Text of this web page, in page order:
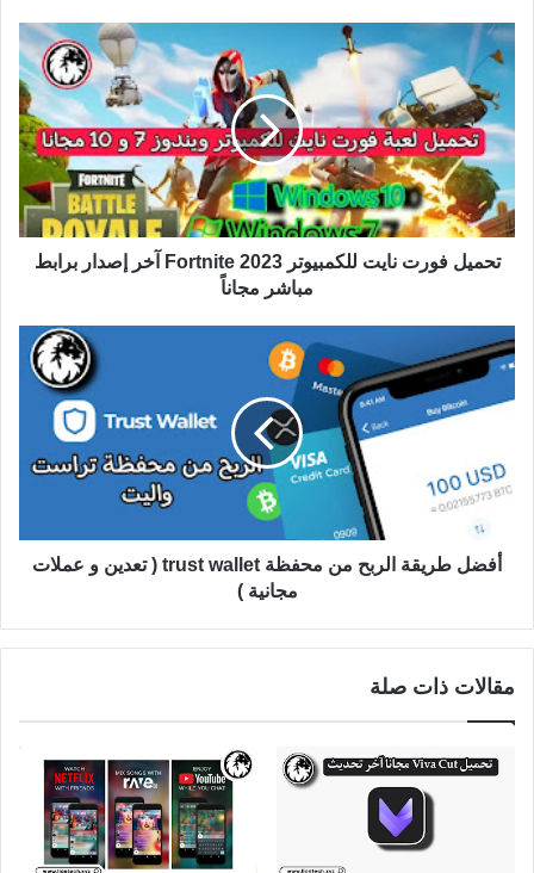
تحميل فورت نايت للكمبيوتر Fortnite 2023 آخر إصدار برابط
مباشر مجاناً
أفضل طريقة الربح من محفظة trust wallet ( تعدين و عملات
مجانية )
مقالات ذات صلة